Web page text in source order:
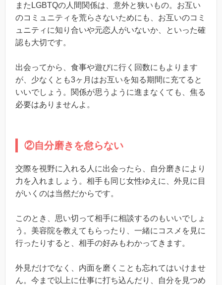
またLGBTQの人間関係は、意外と狭いもの。お互い
のコミュニティを荒らさないためにも、お互いのコミ
ュニティに知り合いや元恋人がいないか、といった確
認も大切です。
出会ってから、食事や遊びに行く回数にもよります
が、少なくとも3ヶ月はお互いを知る期間に充てると
いいでしょう。関係が思うように進まなくても、焦る
必要はありませんよ。
②自分磨きを怠らない
交際を視野に入れる人に出会ったら、自分磨きにより
力を入れましょう。相手も同じ女性ゆえに、外見に目
がいくのは当然だからです。
このとき、思い切って相手に相談するのもいいでしょ
う。美容院を教えてもらったり、一緒にコスメを見に
行ったりすると、相手の好みもわかってきます。
外見だけでなく、内面を磨くことも忘れてはいけませ
ん。今まで以上に仕事に打ち込んだり、自分を見つめ